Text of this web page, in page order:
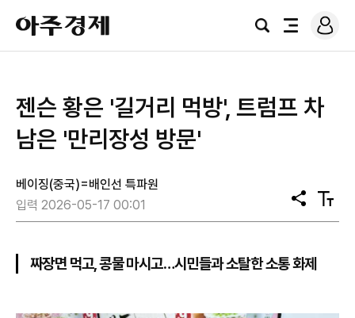
아
주
경
검
전
로
그
젠슨 황은 '길거리 먹방', 트럼프 차
남은 '만리장성 방문'
베이징(중국)=배인선 특파원
입력 2026-05-17 00:01
공
유
텍
스
짜장면 먹고, 콩물 마시고…시민들과 소탈한 소통 화제